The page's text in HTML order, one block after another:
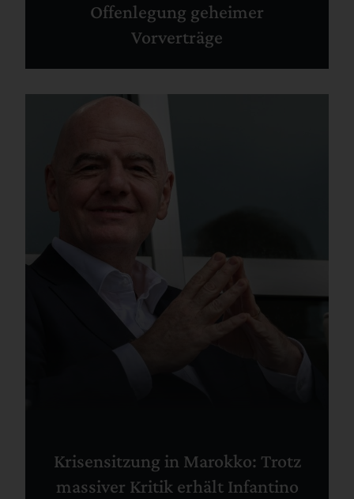
Offenlegung geheimer
Vorverträge
Krisensitzung in Marokko: Trotz
massiver Kritik erhält Infantino